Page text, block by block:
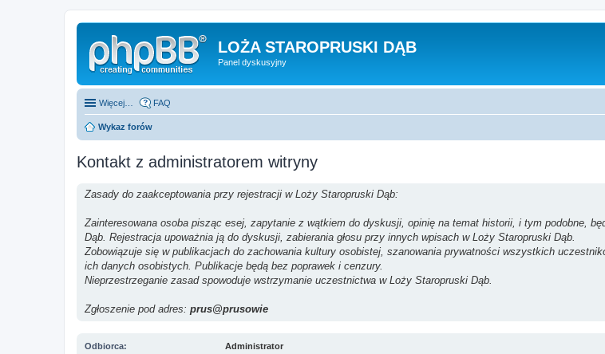
LOŻA STAROPRUSKI DĄB
Panel dyskusyjny
Więcej… FAQ
Wykaz forów
Kontakt z administratorem witryny
Zasady do zaakceptowania przy rejestracji w Loży Staropruski Dąb:
Zainteresowana osoba pisząc esej, zapytanie z wątkiem do dyskusji, opinię na temat historii, i tym podobne,
Dąb. Rejestracja upoważnia ją do dyskusji, zabierania głosu przy innych wpisach w Loży Staropruski Dąb.
Zobowiązuje się w publikacjach do zachowania kultury osobistej, szanowania prywatności wszystkich
ich danych osobistych. Publikacje będą bez poprawek i cenzury.
Nieprzestrzeganie zasad spowoduje wstrzymanie uczestnictwa w Loży Staropruski Dąb.
Zgłoszenie pod adres: prus@prusowie
Odbiorca: Administrator